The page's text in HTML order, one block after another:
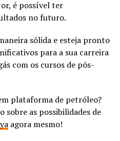
é possível ter
no futuro.
sólida e esteja pronto
para a sua carreira
com os cursos de pós-
plataforma de petróleo?
as possibilidades de
agora mesmo!